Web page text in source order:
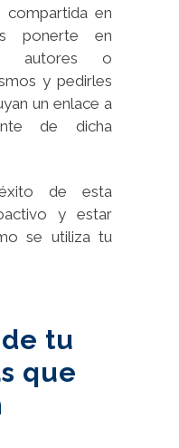
compartida en
ponerte en
autores o
y pedirles
un enlace a
de dicha
de esta
y estar
se utiliza tu
tu
que